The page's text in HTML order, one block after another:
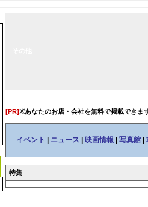
[PR]※あなたのお店・会社を無料で掲載できま
イベント ニュース 映画情報 写真館|
特集